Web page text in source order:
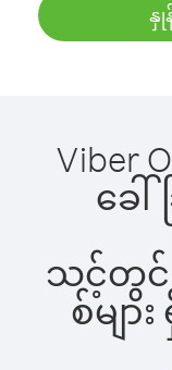
နှု
Viber
ခေ
သင့်တွင်
စ်မျ